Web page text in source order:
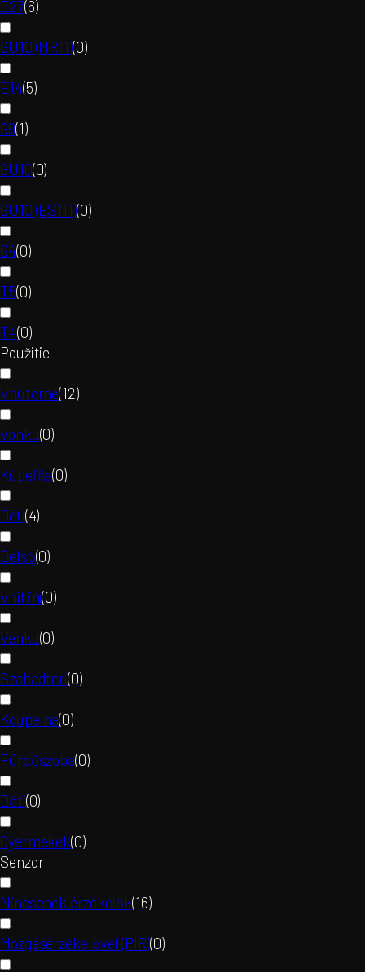
E27(6)
GU10 (MR11)(0)
E14(5)
G9(1)
GU10(0)
GU10 (ES111)(0)
G4(0)
T5(0)
T4(0)
Použitie
Vnútorné(12)
Vonku(0)
Kúpeľňa(0)
Deti(4)
Belső(0)
Vnitřní(0)
Venku(0)
Szabadtéri(0)
Koupelna(0)
Fürdőszoba(0)
Děti(0)
Gyermekek(0)
Senzor
Nincsenek érzékelők(16)
Mozgásérzékelővel (PIR)(0)